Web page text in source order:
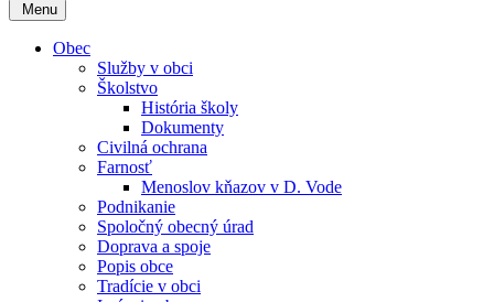
Menu
Obec
Služby v obci
Školstvo
História školy
Dokumenty
Civilná ochrana
Farnosť
Menoslov kňazov v D. Vode
Podnikanie
Spoločný obecný úrad
Doprava a spoje
Popis obce
Tradície v obci